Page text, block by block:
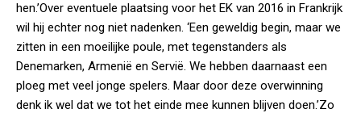
hen.’Over eventuele plaatsing voor het EK van 2016 in Frankrijk
wil hij echter nog niet nadenken. ‘Een geweldig begin, maar we
zitten in een moeilijke poule, met tegenstanders als
Denemarken, Armenië en Servië. We hebben daarnaast een
ploeg met veel jonge spelers. Maar door deze overwinning
denk ik wel dat we tot het einde mee kunnen blijven doen.’Zo